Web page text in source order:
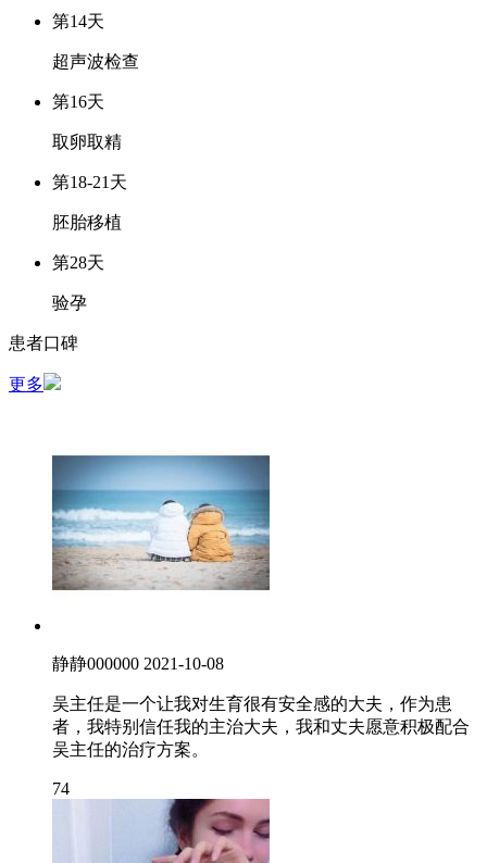
第14天
超声波检查
第16天
取卵取精
第18-21天
胚胎移植
第28天
验孕
患者口碑
更多
静静000000 2021-10-08
吴主任是一个让我对生育很有安全感的大夫，作为患
者，我特别信任我的主治大夫，我和丈夫愿意积极配合
吴主任的治疗方案。
74